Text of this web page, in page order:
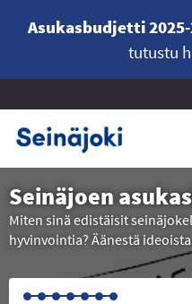
Asukasbudjetti
tutustu
Seinäjoen
Miten sinä edistäisit
hyvinvointia? Äänestä